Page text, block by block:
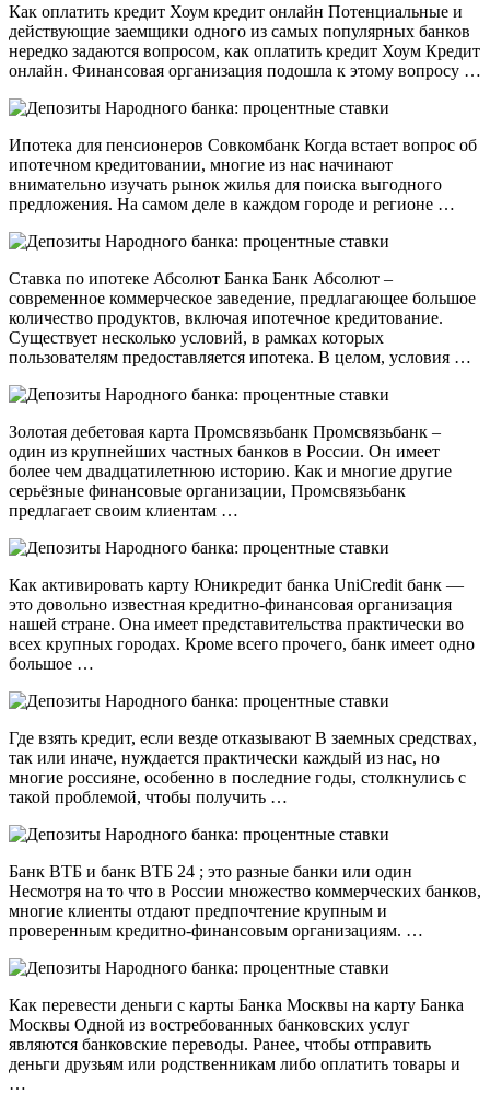
Как оплатить кредит Хоум кредит онлайн Потенциальные и
действующие заемщики одного из самых популярных банков
нередко задаются вопросом, как оплатить кредит Хоум Кредит
онлайн. Финансовая организация подошла к этому вопросу …
Ипотека для пенсионеров Совкомбанк Когда встает вопрос об
ипотечном кредитовании, многие из нас начинают
внимательно изучать рынок жилья для поиска выгодного
предложения. На самом деле в каждом городе и регионе …
Ставка по ипотеке Абсолют Банка Банк Абсолют –
современное коммерческое заведение, предлагающее большое
количество продуктов, включая ипотечное кредитование.
Существует несколько условий, в рамках которых
пользователям предоставляется ипотека. В целом, условия …
Золотая дебетовая карта Промсвязьбанк Промсвязьбанк –
один из крупнейших частных банков в России. Он имеет
более чем двадцатилетнюю историю. Как и многие другие
серьёзные финансовые организации, Промсвязьбанк
предлагает своим клиентам …
Как активировать карту Юникредит банка UniCredit банк —
это довольно известная кредитно-финансовая организация
нашей стране. Она имеет представительства практически во
всех крупных городах. Кроме всего прочего, банк имеет одно
большое …
Где взять кредит, если везде отказывают В заемных средствах,
так или иначе, нуждается практически каждый из нас, но
многие россияне, особенно в последние годы, столкнулись с
такой проблемой, чтобы получить …
Банк ВТБ и банк ВТБ 24 ; это разные банки или один
Несмотря на то что в России множество коммерческих банков,
многие клиенты отдают предпочтение крупным и
проверенным кредитно-финансовым организациям. …
Как перевести деньги с карты Банка Москвы на карту Банка
Москвы Одной из востребованных банковских услуг
являются банковские переводы. Ранее, чтобы отправить
деньги друзьям или родственникам либо оплатить товары и
…